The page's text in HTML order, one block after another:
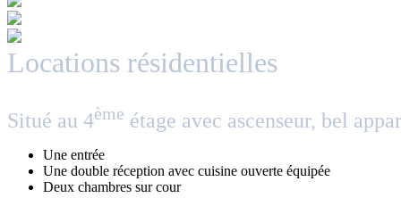
Locations résidentielles
Situé au 4ème étage avec ascenseur, bel
Une entrée
Une double réception avec cuisine ouverte équipée
Deux chambres sur cour